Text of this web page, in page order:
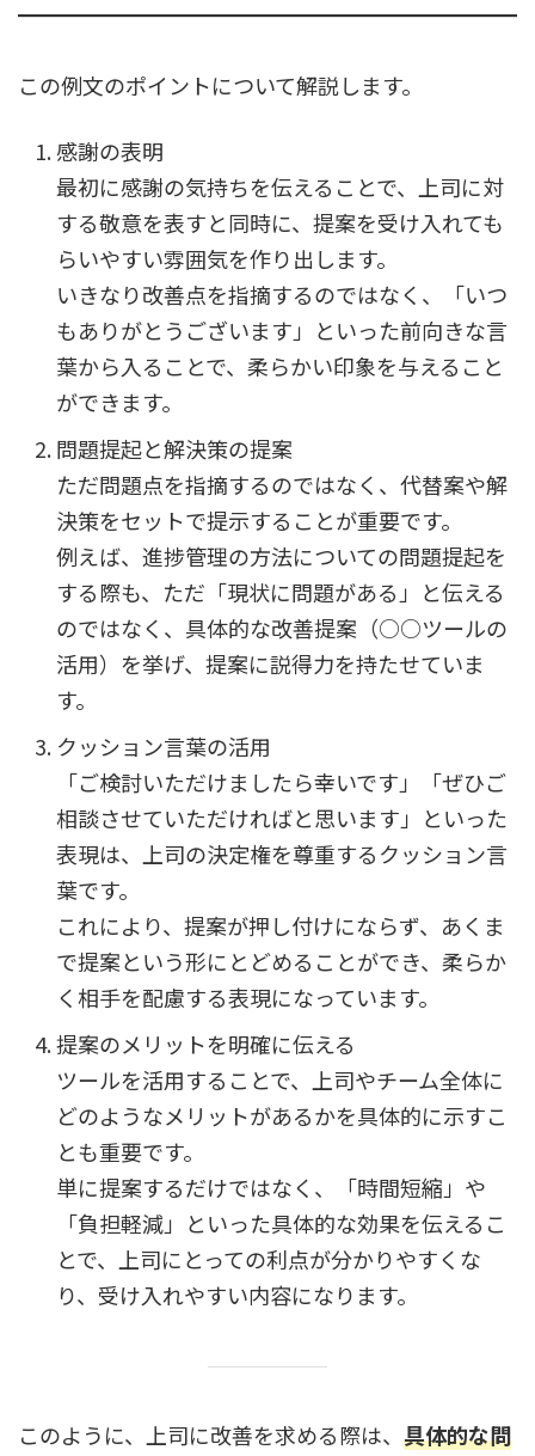
この例文のポイントについて解説します。
感謝の表明
最初に感謝の気持ちを伝えることで、上司に対
する敬意を表すと同時に、提案を受け入れても
らいやすい雰囲気を作り出します。
いきなり改善点を指摘するのではなく、「いつ
もありがとうございます」といった前向きな言
葉から入ることで、柔らかい印象を与えること
ができます。
問題提起と解決策の提案
ただ問題点を指摘するのではなく、代替案や解
決策をセットで提示することが重要です。
例えば、進捗管理の方法についての問題提起を
する際も、ただ「現状に問題がある」と伝える
のではなく、具体的な改善提案（○○ツールの
活用）を挙げ、提案に説得力を持たせていま
す。
クッション言葉の活用
「ご検討いただけましたら幸いです」「ぜひご
相談させていただければと思います」といった
表現は、上司の決定権を尊重するクッション言
葉です。
これにより、提案が押し付けにならず、あくま
で提案という形にとどめることができ、柔らか
く相手を配慮する表現になっています。
提案のメリットを明確に伝える
ツールを活用することで、上司やチーム全体に
どのようなメリットがあるかを具体的に示すこ
とも重要です。
単に提案するだけではなく、「時間短縮」や
「負担軽減」といった具体的な効果を伝えるこ
とで、上司にとっての利点が分かりやすくな
り、受け入れやすい内容になります。
このように、上司に改善を求める際は、 具体的な問